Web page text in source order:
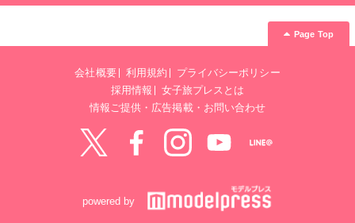
Page Top
会社概要 利用規約
プライバシーポリシー
採用情報
女子旅プレスとは
情報ご提供・広告掲載・お問い合わせ
powered by